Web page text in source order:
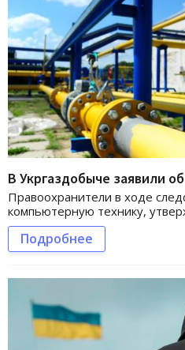
В Укргаздобыче заявили
Правоохранители в ходе
компьютерную технику,
Подробнее